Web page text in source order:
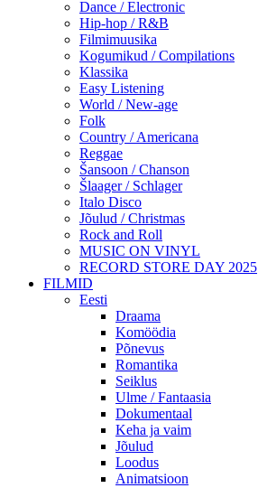
Dance / Electronic
Hip-hop / R&B
Filmimuusika
Kogumikud / Compilations
Klassika
Easy Listening
World / New-age
Folk
Country / Americana
Reggae
Šansoon / Chanson
Šlaager / Schlager
Italo Disco
Jõulud / Christmas
Rock and Roll
MUSIC ON VINYL
RECORD STORE DAY 2025
FILMID
Eesti
Draama
Komöödia
Põnevus
Romantika
Seiklus
Ulme / Fantaasia
Dokumentaal
Keha ja vaim
Jõulud
Loodus
Animatsioon